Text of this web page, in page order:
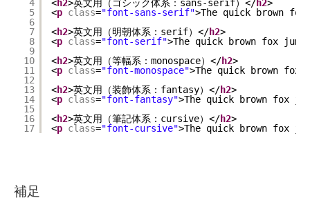
4
5
6
7
8
9
10
11
12
13
14
15
16
17
<h2>英文用（ゴシック体系：sans-serif）</h2>
<p class="font-sans-serif">The quick brown
<h2>英文用（明朝体系：serif）</h2>
<p class="font-serif">The quick brown fox
<h2>英文用（等幅系：monospace）</h2>
<p class="font-monospace">The quick brown fox
<h2>英文用（装飾体系：fantasy）</h2>
<p class="font-fantasy">The quick brown fox
<h2>英文用（筆記体系：cursive）</h2>
<p class="font-cursive">The quick brown fox
補足